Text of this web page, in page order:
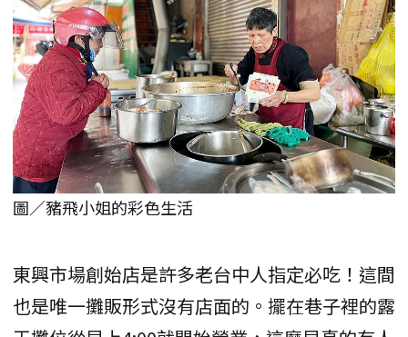
圖／豬飛小姐的彩色生活
東興市場創始店是許多老台中人指定必吃！這間
也是唯一攤販形式沒有店面的。擺在巷子裡的露